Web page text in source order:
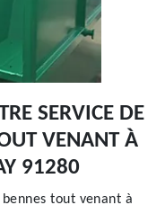
SERVICE DE
VENANT À
91280
tout venant à